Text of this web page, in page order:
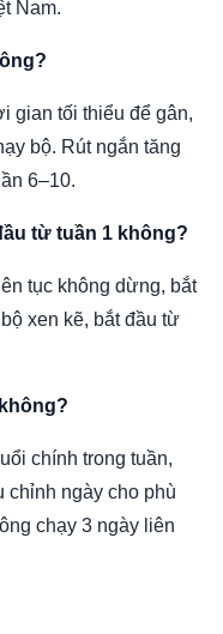
Nam.
gian tối thiểu để gân,
bộ. Rút ngắn tăng
6–10.
từ tuần 1 không?
tục không dừng, bắt
xen kẽ, bắt đầu từ
chính trong tuần,
chỉnh ngày cho phù
chạy 3 ngày liên